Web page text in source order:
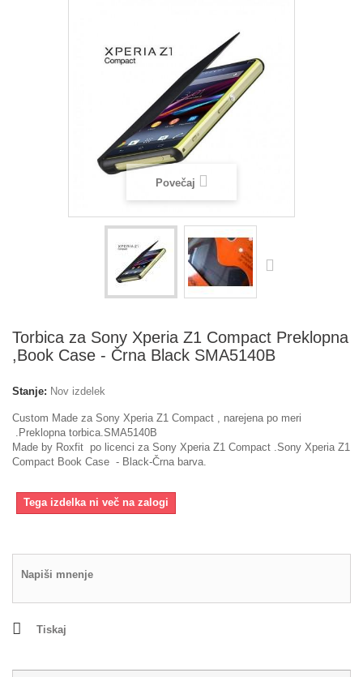
Povečaj
Torbica za Sony Xperia Z1 Compact Preklopna
,Book Case - Črna Black SMA5140B
Stanje: Nov izdelek
Custom Made za Sony Xperia Z1 Compact , narejena po meri
.Preklopna torbica.SMA5140B
Made by Roxfit po licenci za Sony Xperia Z1 Compact .Sony Xperia Z1
Compact Book Case - Black-Črna barva.
Tega izdelka ni več na zalogi
Napiši mnenje
Tiskaj